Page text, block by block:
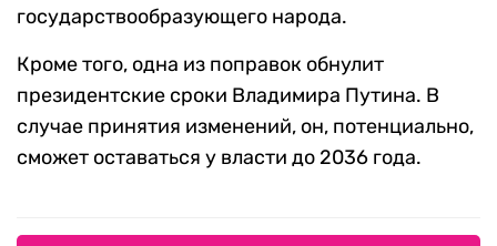
государствообразующего народа.
Кроме того, одна из поправок обнулит
президентские сроки Владимира Путина. В
случае принятия изменений, он, потенциально,
сможет оставаться у власти до 2036 года.